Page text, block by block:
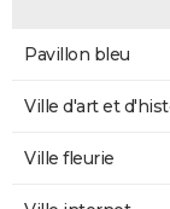
Pavillon bleu
Ville d'art et
Ville fleurie